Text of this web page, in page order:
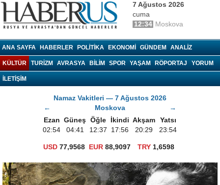
7 Ağustos 2026
cuma
12:34 Moskova
ANA SAYFA HABERLER POLITIKA EKONOMI GÜNDEM ANALIZ
KÜLTÜR TURIZM AVRASYA BILIM SPOR YAŞAM RÖPORTAJ YORUM
İLETİŞİM
Namaz Vakitleri — 7 Ağustos 2026
←
Moskova
→
Ezan Güneş Öğle İkindi Akşam
Yatsı
02:54
04:41 12:37 17:56 20:29 23:54
USD 77,9568 EUR 88,9097 TRY1,6598